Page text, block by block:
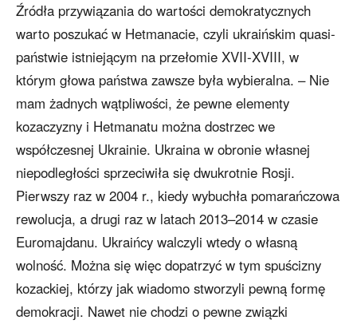
Źródła przywiązania do wartości demokratycznych
warto poszukać w Hetmanacie, czyli ukraińskim quasi-
państwie istniejącym na przełomie XVII-XVIII, w
którym głowa państwa zawsze była wybieralna. – Nie
mam żadnych wątpliwości, że pewne elementy
kozaczyzny i Hetmanatu można dostrzec we
współczesnej Ukrainie. Ukraina w obronie własnej
niepodległości sprzeciwiła się dwukrotnie Rosji.
Pierwszy raz w 2004 r., kiedy wybuchła pomarańczowa
rewolucja, a drugi raz w latach 2013–2014 w czasie
Euromajdanu. Ukraińcy walczyli wtedy o własną
wolność. Można się więc dopatrzyć w tym spuścizny
kozackiej, którzy jak wiadomo stworzyli pewną formę
demokracji. Nawet nie chodzi o pewne związki